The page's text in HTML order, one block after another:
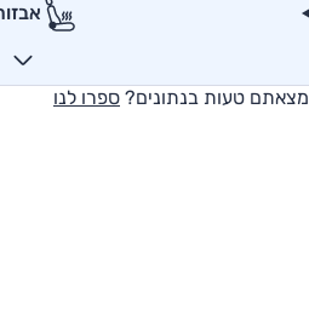
מצאתם טעות בנתונים? ספרו לנו